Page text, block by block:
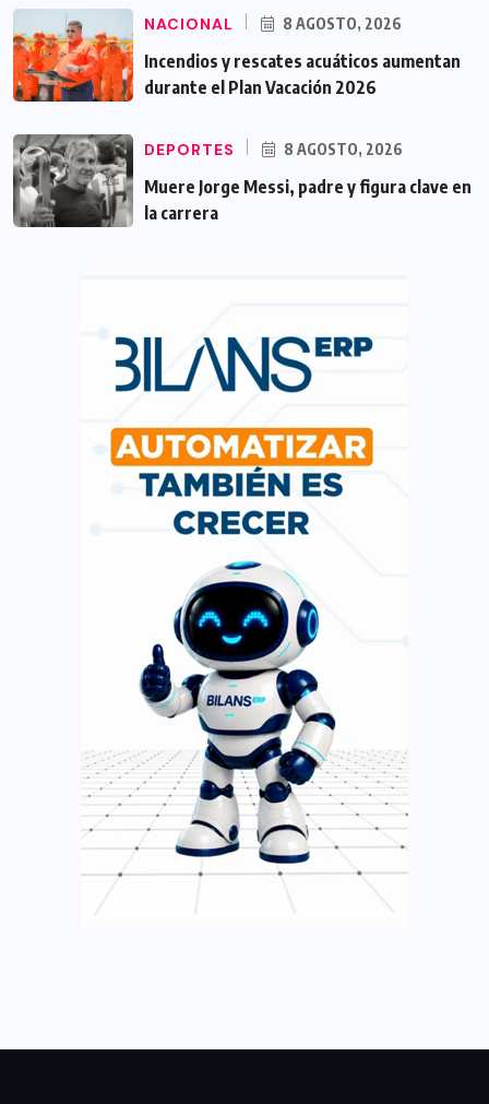
NACIONAL 8 AGOSTO, 2026
Incendios y rescates acuáticos aumentan
durante el Plan Vacación 2026
DEPORTES 8 AGOSTO, 2026
Muere Jorge Messi, padre y figura clave en
la carrera